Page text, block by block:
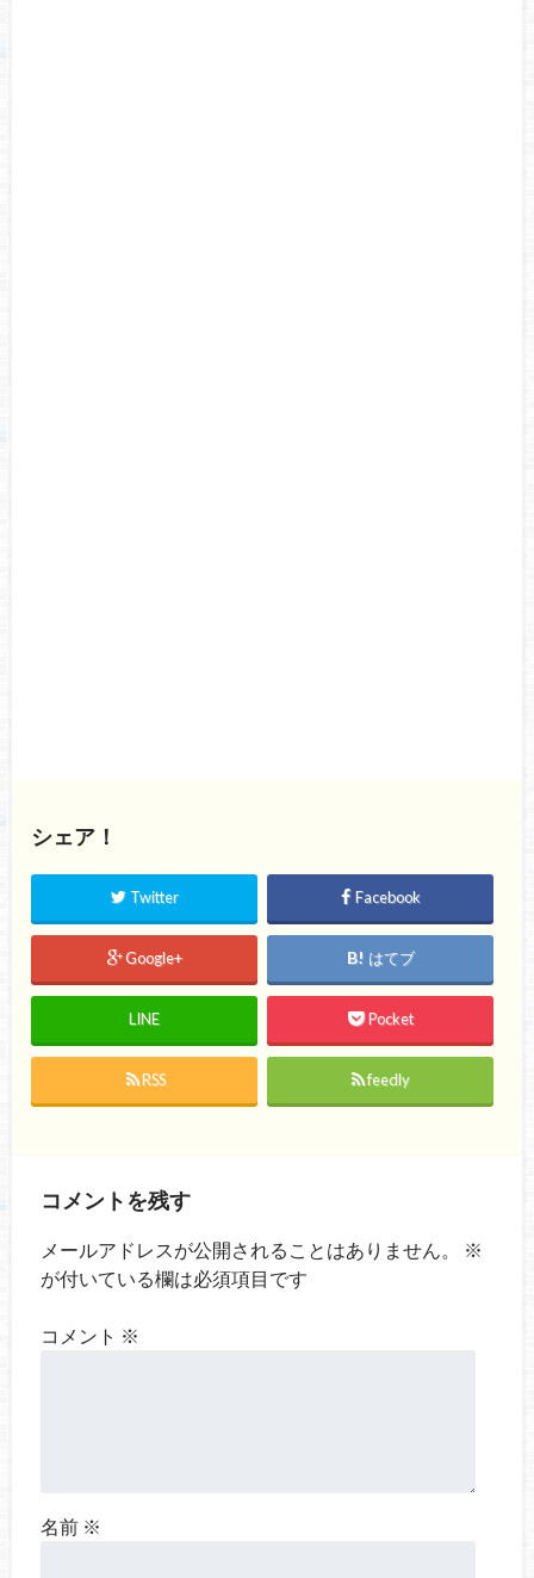
シェア！
Twitter Facebook
Google+ はてブ
LINE Pocket
RSS feedly
コメントを残す
メールアドレスが公開されることはありません。
※
が付いている欄は必須項目です
コメント ※
名前 ※